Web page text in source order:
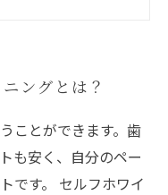
ングとは？
ことができます。歯
も安く、自分のペー
です。 セルフホワイ